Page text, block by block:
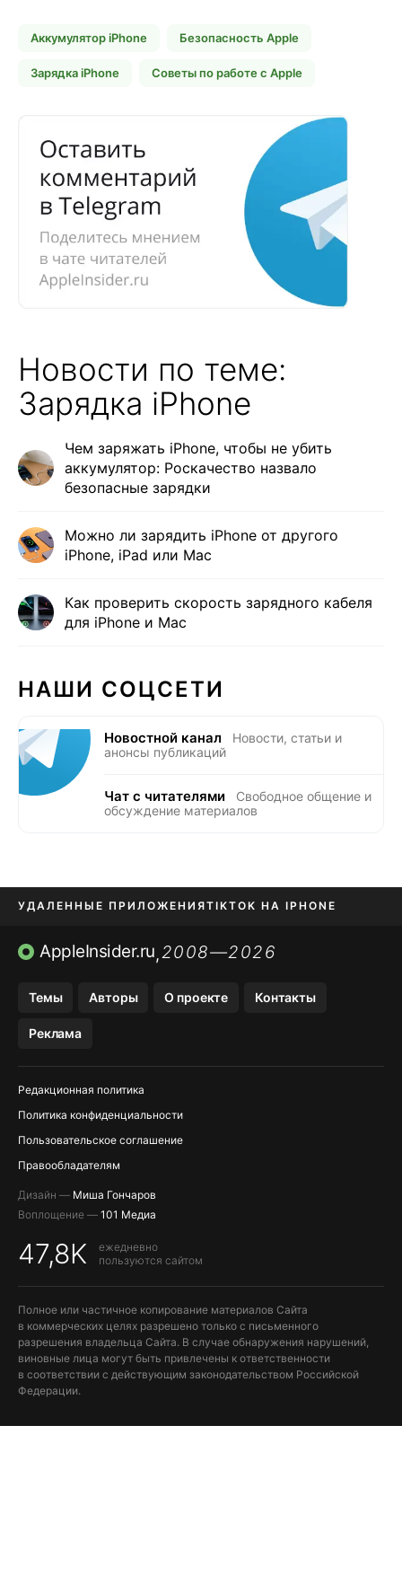
Аккумулятор iPhone Безопасность Apple
Зарядка iPhone Советы по работе с Apple
Новости по теме:
Зарядка iPhone
Чем заряжать iPhone, чтобы не убить
аккумулятор: Роскачество назвало
безопасные зарядки
Можно ли зарядить iPhone от другого
iPhone, iPad или Mac
Как проверить скорость зарядного кабеля
для iPhone и Mac
НАШИ СОЦСЕТИ
Новостной канал
Новости, статьи и
анонсы публикаций
Чат с читателями
Свободное общение и
обсуждение материалов
УДАЛЕННЫЕ ПРИЛОЖЕНИЯTIKTOK НА IPHONE
ПРИЛОЖЕНИЯ БЕЗ APP STORE
AppleInsider.ru,2008—2026
Темы Авторы О проекте Контакты
Реклама
Редакционная политика
Политика конфиденциальности
Пользовательское соглашение
Правообладателям
Дизайн — Миша Гончаров
Воплощение — 101 Медиа
47,8K
ежедневно
пользуются сайтом
Полное или частичное копирование материалов Сайта
в коммерческих целях разрешено только с письменного
разрешения владельца Сайта. В случае обнаружения нарушений,
виновные лица могут быть привлечены к ответственности
в соответствии с действующим законодательством Российской
Федерации.